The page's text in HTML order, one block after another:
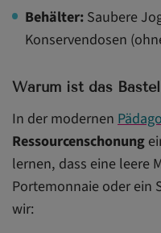
Behälter:Saubere
Konservendosen
Warum ist das
In der modernen
Ressourcenschonung
lernen, dass eine leere
Portemonnaie oder ein
wir: